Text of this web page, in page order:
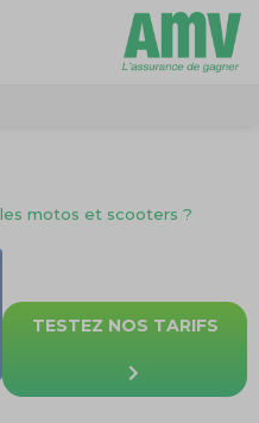
motos et scooters ?
TESTEZ NOS TARIFS